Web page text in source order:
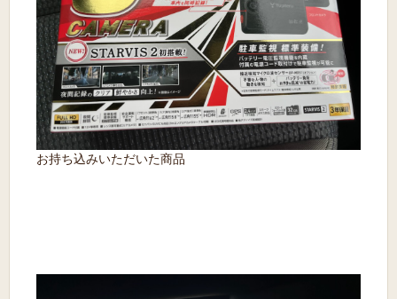
お持ち込みいただいた商品